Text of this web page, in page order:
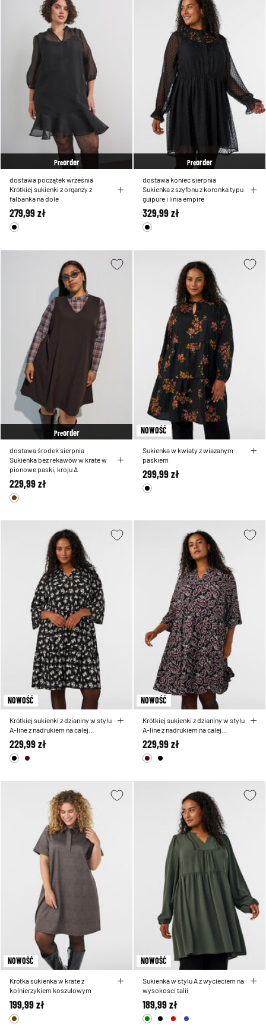
Preorder
dostawa początek września
Krótkiej sukienki z organzy z
falbanka na dole
279,99 zł
Preorder
dostawa koniec sierpnia
Sukienka z szyfonu z koronka typu
guipure i linia empire
329,99 zł
Preorder
dostawa środek sierpnia
Sukienka bez rekawów w krate w
pionowe paski, kroju A
229,99 zł
NOWOŚĆ
Sukienka w kwiaty z wiazanym
paskiem
299,99 zł
NOWOŚĆ
Krótkiej sukienki z dzianiny w stylu
A-line z nadrukiem na calej
powierzchni
229,99 zł
NOWOŚĆ
Krótkiej sukienki z dzianiny w stylu
A-line z nadrukiem na calej
powierzchni
229,99 zł
NOWOŚĆ
Krótka sukienka w krate z
kolnierzykiem koszulowym
199,99 zł
NOWOŚĆ
Sukienka w stylu A z wycieciem na
wysokosci talii
189,99 zł